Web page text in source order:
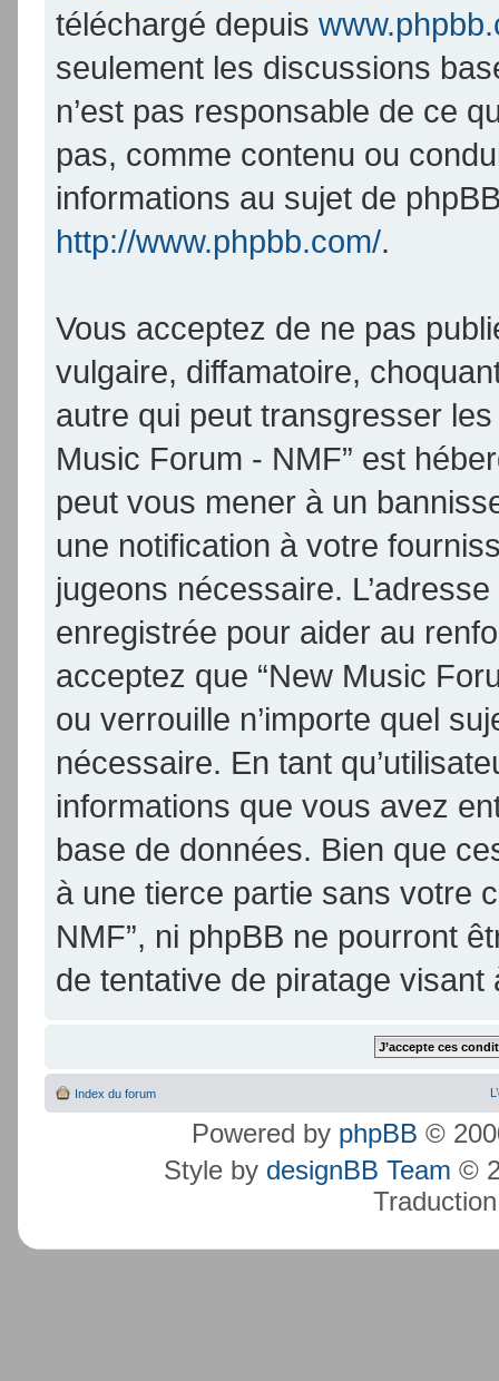
téléchargé depuis
seulement les discussions
n’est pas responsable de ce
pas, comme contenu ou
informations au sujet de
http://www.phpbb.com/.
Vous acceptez de ne pas
vulgaire, diffamatoire,
autre qui peut transgresser
Music Forum - NMF” est
peut vous mener à un
une notification à votre
jugeons nécessaire.
enregistrée pour aider au
acceptez que “New Music
ou verrouille n’importe quel
nécessaire. En tant
informations que vous avez
base de données. Bien que
à une tierce partie sans votre
NMF”, ni phpBB ne pourront
de tentative de piratage
Index du forum
Powered by phpBB ©
Style by designBB Team ©